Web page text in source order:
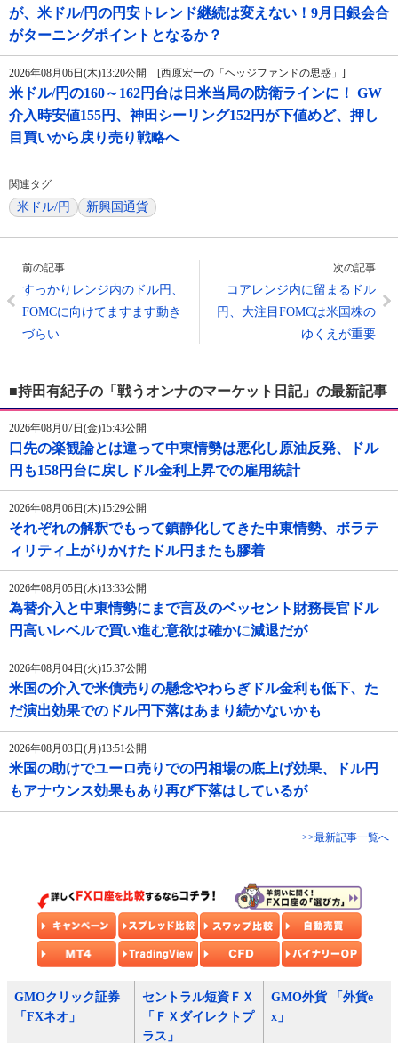
が、米ドル/円の円安トレンド継続は変えない！9月日銀会合
がターニングポイントとなるか？
2026年08月06日(木)13:20公開 [西原宏一の「ヘッジファンドの思惑」]
米ドル/円の160～162円台は日米当局の防衛ラインに！ GW
介入時安値155円、神田シーリング152円が下値めど、押し
目買いから戻り売り戦略へ
関連タグ
米ドル/円 新興国通貨
前の記事
すっかりレンジ内のドル円、
FOMCに向けてますます動き
づらい
次の記事
コアレンジ内に留まるドル
円、大注目FOMCは米国株の
ゆくえが重要
■持田有紀子の「戦うオンナのマーケット日記」の最新記事
2026年08月07日(金)15:43公開
口先の楽観論とは違って中東情勢は悪化し原油反発、ドル
円も158円台に戻しドル金利上昇での雇用統計
2026年08月06日(木)15:29公開
それぞれの解釈でもって鎮静化してきた中東情勢、ボラテ
ィリティ上がりかけたドル円またも膠着
2026年08月05日(水)13:33公開
為替介入と中東情勢にまで言及のベッセント財務長官ドル
円高いレベルで買い進む意欲は確かに減退だが
2026年08月04日(火)15:37公開
米国の介入で米債売りの懸念やわらぎドル金利も低下、た
だ演出効果でのドル円下落はあまり続かないかも
2026年08月03日(月)13:51公開
米国の助けでユーロ売りでの円相場の底上げ効果、ドル円
もアナウンス効果もあり再び下落はしているが
>>最新記事一覧へ
GMOクリック証券
「FXネオ」
セントラル短資ＦＸ
「ＦＸダイレクトプ
ラス」
GMO外貨 「外貨e
x」